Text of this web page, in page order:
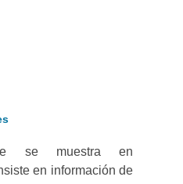
se muestra en
en información de